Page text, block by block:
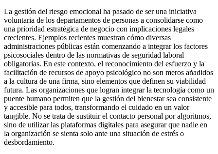
La gestión del riesgo emocional ha pasado de ser una iniciativa
voluntaria de los departamentos de personas a consolidarse como
una prioridad estratégica de negocio con implicaciones legales
crecientes. Ejemplos recientes muestran cómo diversas
administraciones públicas están comenzando a integrar los factores
psicosociales dentro de las normativas de seguridad laboral
obligatorias. En este contexto, el reconocimiento del esfuerzo y la
facilitación de recursos de apoyo psicológico no son meros añadidos
a la cultura de una firma, sino elementos que definen su viabilidad
futura. Las organizaciones que logran integrar la tecnología como un
puente humano permiten que la gestión del bienestar sea consistente
y accesible para todos, transformando el cuidado en un valor
tangible. No se trata de sustituir el contacto personal por algoritmos,
sino de utilizar las plataformas digitales para asegurar que nadie en
la organización se sienta solo ante una situación de estrés o
desbordamiento.